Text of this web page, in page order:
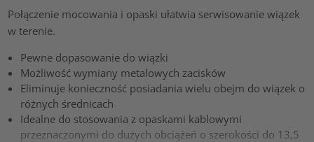
Połączenie mocowania i opaski ułatwia serwisowanie wiązek
w terenie.
Pewne dopasowanie do wiązki
Możliwość wymiany metalowych zacisków
Eliminuje konieczność posiadania wielu obejm do wiązek o
różnych średnicach
Idealne do stosowania z opaskami kablowymi
przeznaczonymi do dużych obciążeń o szerokości do 13,5